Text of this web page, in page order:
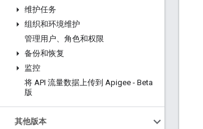
维护任务
组织和环境维护
管理用户、角色和权限
备份和恢复
监控
将 API 流量数据上传到 Apigee - Beta
版
其他版本